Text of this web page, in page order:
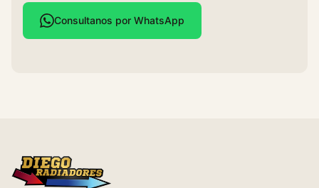
Consultanos por WhatsApp